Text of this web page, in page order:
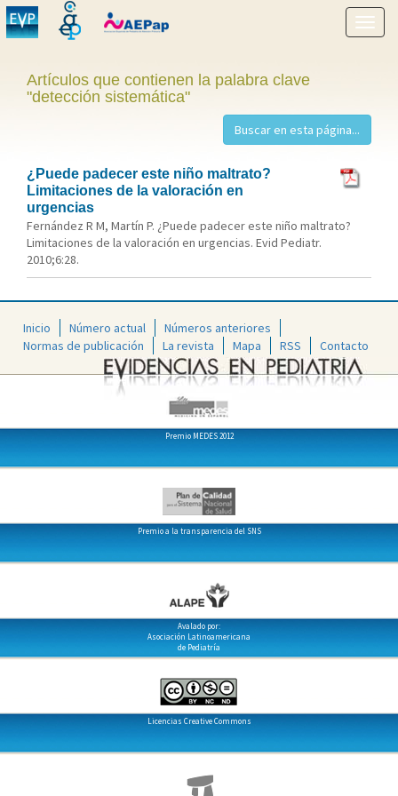
menú
Artículos que contienen la palabra clave
"detección sistemática"
¿Puede padecer este niño maltrato?
Limitaciones de la valoración en
urgencias
Fernández R M, Martín P. ¿Puede padecer este niño maltrato?
Limitaciones de la valoración en urgencias. Evid Pediatr.
2010;6:28.
Inicio Número actual
Números anteriores
Normas de publicación
La revista Mapa RSS Contacto
Premio MEDES 2012
Premio a la transparencia del SNS
Avalado por:
Asociación Latinoamericana
de Pediatría
Licencias Creative Commons